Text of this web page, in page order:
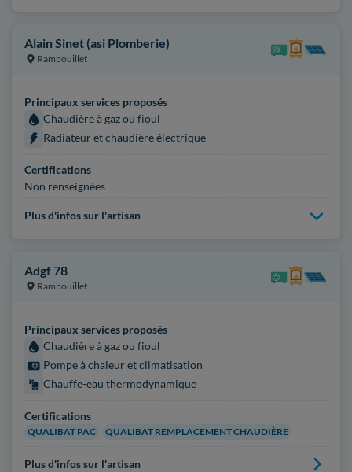
Alain Sinet (asi Plomberie)
Rambouillet
Principaux services proposés
Chaudière à gaz ou fioul
Radiateur et chaudière électrique
Certifications
Non renseignées
Plus d'infos sur l'artisan
Adgf 78
Rambouillet
Principaux services proposés
Chaudière à gaz ou fioul
Pompe à chaleur et climatisation
Chauffe-eau thermodynamique
Certifications
QUALIBAT PAC QUALIBAT REMPLACEMENT CHAUDIÈRE
Plus d'infos sur l'artisan